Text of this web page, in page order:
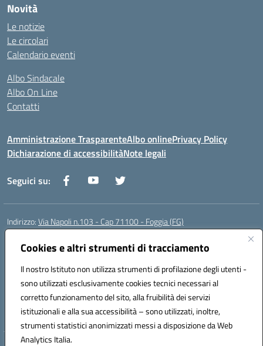
Cookies e altri strumenti di tracciamento
Il nostro Istituto non utilizza strumenti di profilazione degli utenti -
sono utilizzati esclusivamente cookies tecnici necessari al
corretto funzionamento del sito, alla fruibilità dei servizi
istituzionali e alla sua accessibilità – sono utilizzati, inoltre,
strumenti statistici anonimizzati messi a disposizione da Web
Analytics Italia.
Novità
Le notizie
Le circolari
Calendario eventi
Albo Sindacale
Albo On Line
Contatti
Amministrazione TrasparenteAlbo onlinePrivacy Policy
Dichiarazione di accessibilitàNote legali
Seguici su:
Indirizzo:Via Napoli n.103 - Cap 71100 - Foggia (FG)
Centralino:
Posta elettronica certificata (PEC):fgis00800v@pec.istruzione.it
Codice fiscale: 80003280718
Codice meccanografico:FGIS00800V
Codice Indice delle Pubbliche Amministrazioni (IPA): istsc_fgis00800v
Codice unico di fatturazione (CUF): SOLVP8